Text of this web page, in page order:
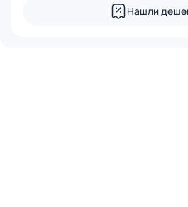
Нашли